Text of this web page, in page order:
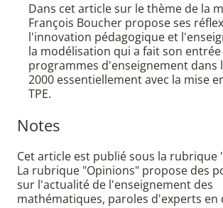
Dans cet article sur le thème de la
François Boucher propose ses
l'innovation pédagogique et
la modélisation qui a fait son entrée
programmes d'enseignement dans
2000 essentiellement avec la mise
TPE.
Notes
Cet article est publié sous la rubrique
La rubrique "Opinions" propose des
sur l'actualité de l'enseignement des
mathématiques, paroles d'experts en